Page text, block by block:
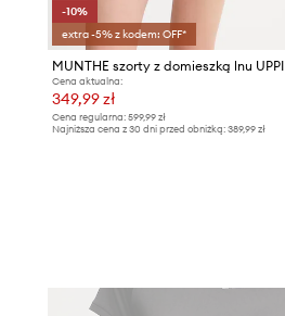
-10%
extra -5% z kodem: OFF*
MUNTHE szorty z domieszką lnu UPPI
Cena aktualna:
349,99 zł
Cena regularna: 599,99 zł
Najniższa cena z 30 dni przed obniżką: 389,99 zł